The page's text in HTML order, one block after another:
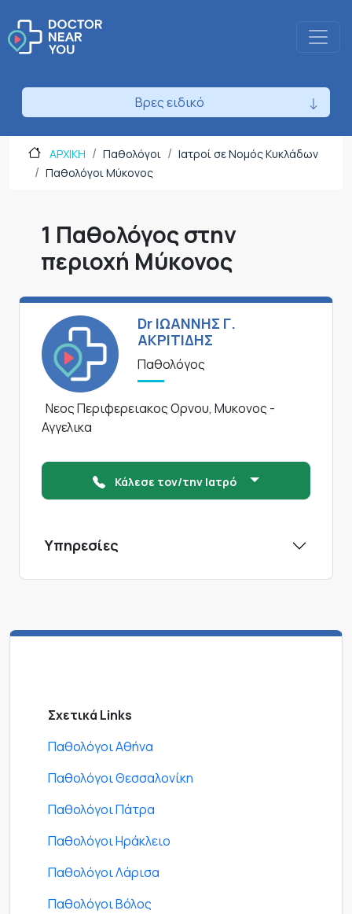
Βρες ειδικό
ΑΡΧΙΚΗ Παθολόγοι
Ιατροί σε Νομός Κυκλάδων
Παθολόγοι Μύκονος
1 Παθολόγος στην
περιοχή Μύκονος
Dr ΙΩΑΝΝΗΣ Γ.
ΑΚΡΙΤΙΔΗΣ
Παθολόγος
Νεος Περιφερειακος Ορνου, Μυκονος -
Αγγελικα
Κάλεσε τον/την Ιατρό
Υπηρεσίες
Σχετικά Links
Παθολόγοι Αθήνα
Παθολόγοι Θεσσαλονίκη
Παθολόγοι Πάτρα
Παθολόγοι Ηράκλειο
Παθολόγοι Λάρισα
Παθολόγοι Βόλος